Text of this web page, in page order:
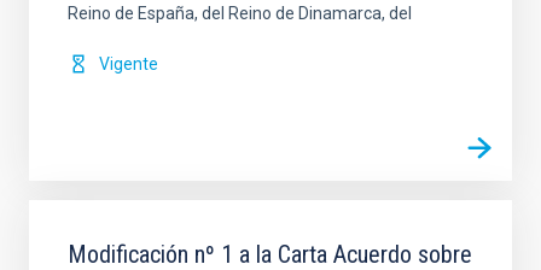
Reino de España, del Reino de Dinamarca, del
Vigente
Modificación nº 1 a la Carta Acuerdo sobre